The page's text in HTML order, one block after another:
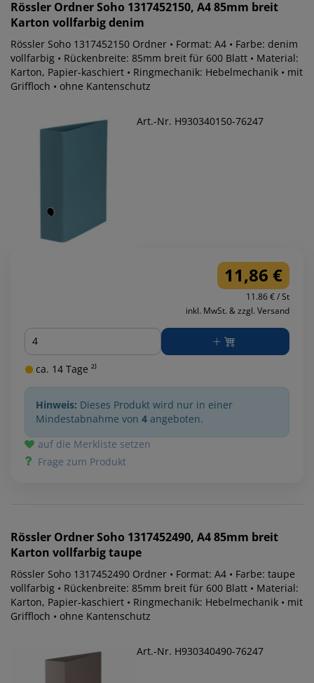
Rössler Ordner Soho 1317452150, A4 85mm breit
Karton vollfarbig denim
Rössler Soho 1317452150 Ordner • Format: A4 • Farbe: denim
vollfarbig • Rückenbreite: 85mm breit für 600 Blatt • Material:
Karton, Papier-kaschiert • Ringmechanik: Hebelmechanik • mit
Griffloch • ohne Kantenschutz
Art.-Nr. H930340150-76247
11,86 €
11.86 € / St
inkl. MwSt. & zzgl. Versand
Menge
ca. 14 Tage ²⁾
Hinweis: Dieses Produkt wird nur in einer
Mindestabnahme von 4 angeboten.
auf die Merkliste setzen
Frage zum Produkt
Rössler Ordner Soho 1317452490, A4 85mm breit
Karton vollfarbig taupe
Rössler Soho 1317452490 Ordner • Format: A4 • Farbe: taupe
vollfarbig • Rückenbreite: 85mm breit für 600 Blatt • Material:
Karton, Papier-kaschiert • Ringmechanik: Hebelmechanik • mit
Griffloch • ohne Kantenschutz
Art.-Nr. H930340490-76247